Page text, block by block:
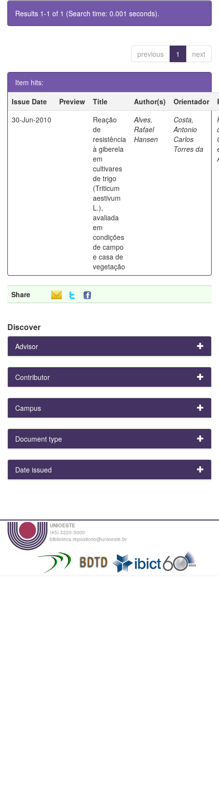
Results 1-1 of 1 (Search time: 0.001 seconds).
previous 1 next
Item hits:
Issue Date
Preview Title Author(s) Orientador
30-Jun-2010
Reação
de
resistência
à giberela
em
cultivares
de trigo
(Triticum
aestivum
L.),
avaliada
em
condições
de campo
e casa de
vegetação
Alves,
Rafael
Hansen
Costa,
Antonio
Carlos
Torres da
Share
Discover
Advisor
Contributor
Campus
Document type
Date issued
UNIOESTE
(45) 3220-3000
biblioteca.repositorio@unioeste.br